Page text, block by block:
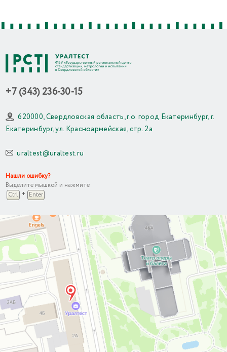
+7 (343) 236-30-15
620000, Свердловская область, г.о. город Екатеринбург, г.
Екатеринбург, ул. Красноармейская, стр. 2а
uraltest@uraltest.ru
Нашли ошибку?
Выделите мышкой и нажмите
Ctrl + Enter